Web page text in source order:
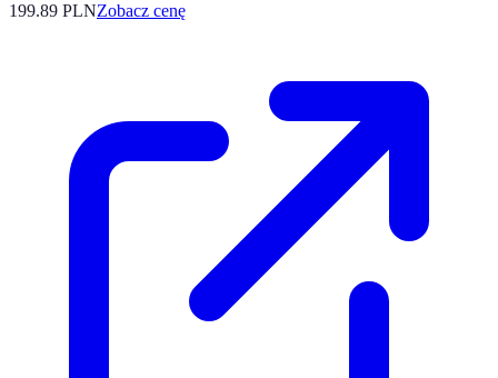
199.89 PLNZobacz cenę